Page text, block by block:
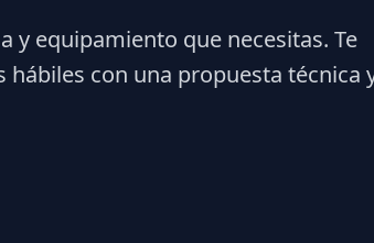
y equipamiento que necesitas. Te
con una propuesta técnica